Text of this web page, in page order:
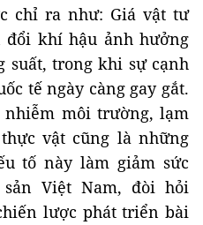
chỉ ra như: Giá vật tư
đổi khí hậu ảnh hưởng
suất, trong khi sự cạnh
tế ngày càng gay gắt.
nhiễm môi trường, lạm
vật cũng là những
tố này làm giảm sức
Việt Nam, đòi hỏi
lược phát triển bài